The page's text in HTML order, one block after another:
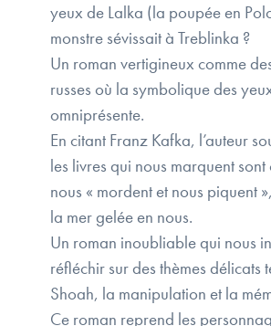
yeux de Lalka (la poupée en
monstre sévissait à Treblinka ?
Un roman vertigineux comme
russes où la symbolique des
omniprésente.
En citant Franz Kafka, l’auteur
les livres qui nous marquent
nous « mordent et nous piquent
la mer gelée en nous.
Un roman inoubliable qui nous
réfléchir sur des thèmes délicats
Shoah, la manipulation et la
Ce roman reprend les